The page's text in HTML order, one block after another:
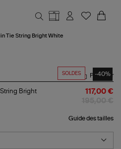
Tie String Bright White
SOLDES -40%
Partager
Bright
117,00 €
Guide des tailles